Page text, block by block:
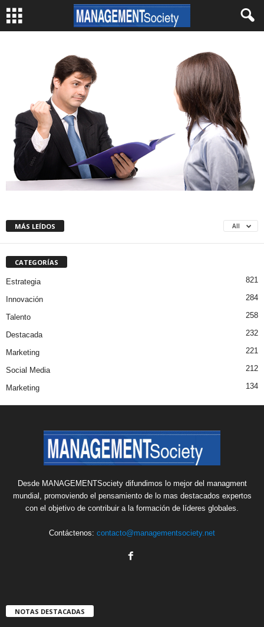
MÁS LEÍDOS All
CATEGORÍAS
Estrategia 821
Innovación 284
Talento 258
Destacada 232
Marketing 221
Social Media 212
Marketing 134
Desde MANAGEMENTSociety difundimos lo mejor del managment
mundial, promoviendo el pensamiento de lo mas destacados expertos
con el objetivo de contribuir a la formación de líderes globales.
Contáctenos: contacto@managementsociety.net
NOTAS DESTACADAS